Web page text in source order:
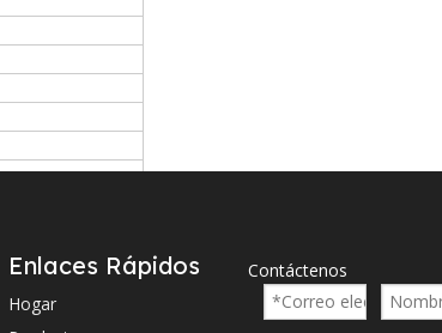
Enlaces Rápidos
Hogar
Contáctenos